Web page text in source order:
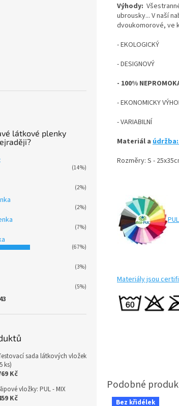
látkové plenky
(14%)
(2%)
(2%)
(7%)
(67%)
(3%)
(5%)
sada látkových vložek
ks)
Kč
vložky: PUL - MIX
Kč
Výhody:
ubrousky... V naší
dvoukomorové, ve
- EKOLOGICKÝ
- DESIGNOVÝ
- 100%
- EKONOMICKY
- VARIABILNÍ
Materiál a údržba:
Rozměry: S -
Materiály jsou
Bez křidélek